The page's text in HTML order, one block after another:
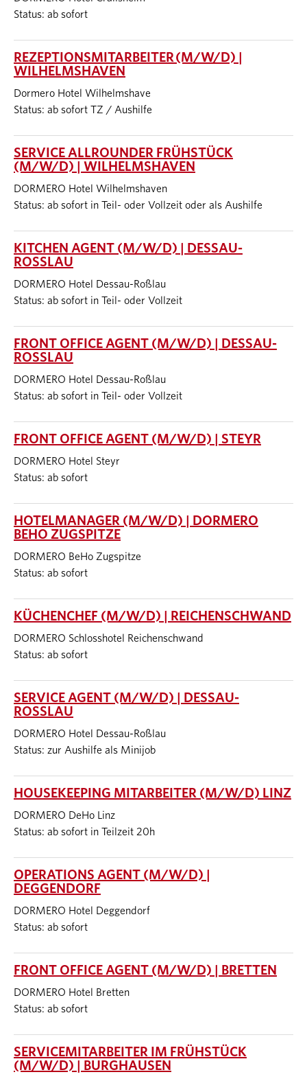
Status: ab sofort
REZEPTIONSMITARBEITER (M/W/D) |
WILHELMSHAVEN
Dormero Hotel Wilhelmshave
Status: ab sofort TZ / Aushilfe
SERVICE ALLROUNDER FRÜHSTÜCK
(M/W/D) | WILHELMSHAVEN
DORMERO Hotel Wilhelmshaven
Status: ab sofort in Teil- oder Vollzeit oder als Aushilfe
KITCHEN AGENT (M/W/D) | DESSAU-
ROSSLAU
DORMERO Hotel Dessau-Roßlau
Status: ab sofort in Teil- oder Vollzeit
FRONT OFFICE AGENT (M/W/D) | DESSAU-
ROSSLAU
DORMERO Hotel Dessau-Roßlau
Status: ab sofort in Teil- oder Vollzeit
FRONT OFFICE AGENT (M/W/D) | STEYR
DORMERO Hotel Steyr
Status: ab sofort
HOTELMANAGER (M/W/D) | DORMERO
BEHO ZUGSPITZE
DORMERO BeHo Zugspitze
Status: ab sofort
KÜCHENCHEF (M/W/D) | REICHENSCHWAND
DORMERO Schlosshotel Reichenschwand
Status: ab sofort
SERVICE AGENT (M/W/D) | DESSAU-
ROSSLAU
DORMERO Hotel Dessau-Roßlau
Status: zur Aushilfe als Minijob
HOUSEKEEPING MITARBEITER (M/W/D) LINZ
DORMERO DeHo Linz
Status: ab sofort in Teilzeit 20h
OPERATIONS AGENT (M/W/D) |
DEGGENDORF
DORMERO Hotel Deggendorf
Status: ab sofort
FRONT OFFICE AGENT (M/W/D) | BRETTEN
DORMERO Hotel Bretten
Status: ab sofort
SERVICEMITARBEITER IM FRÜHSTÜCK
(M/W/D) | BURGHAUSEN